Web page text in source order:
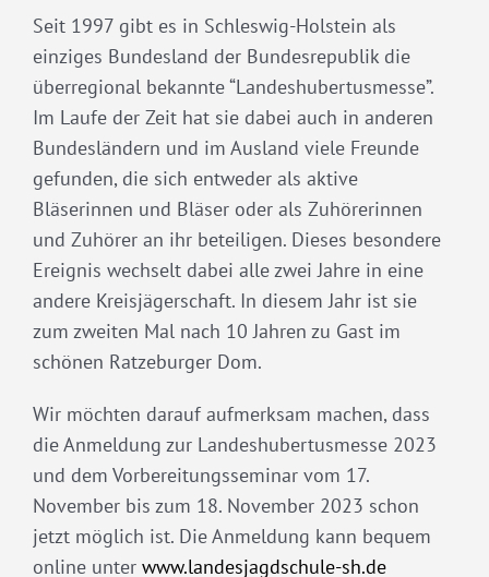
Seit 1997 gibt es in Schleswig-Holstein als
einziges Bundesland der Bundesrepublik die
überregional bekannte “Landeshubertusmesse”.
Im Laufe der Zeit hat sie dabei auch in anderen
Bundesländern und im Ausland viele Freunde
gefunden, die sich entweder als aktive
Bläserinnen und Bläser oder als Zuhörerinnen
und Zuhörer an ihr beteiligen. Dieses besondere
Ereignis wechselt dabei alle zwei Jahre in eine
andere Kreisjägerschaft. In diesem Jahr ist sie
zum zweiten Mal nach 10 Jahren zu Gast im
schönen Ratzeburger Dom.
Wir möchten darauf aufmerksam machen, dass
die Anmeldung zur Landeshubertusmesse 2023
und dem Vorbereitungsseminar vom 17.
November bis zum 18. November 2023 schon
jetzt möglich ist. Die Anmeldung kann bequem
online unter www.landesjagdschule-sh.de